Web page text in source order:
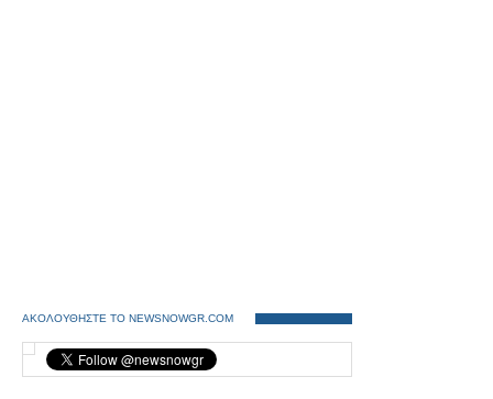
ΑΚΟΛΟΥΘΗΣΤΕ ΤΟ NEWSNOWGR.COM